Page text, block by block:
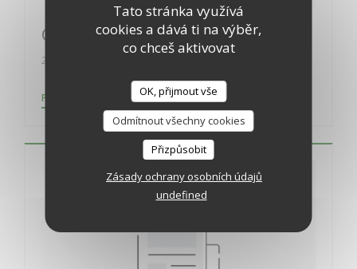
Tato stránka využívá
cookies a dává ti na výběr,
co chceš aktivovat
OK, přijmout vše
Odmítnout všechny cookies
Přizpůsobit
Zásady ochrany osobních údajů
undefined
Guide Lebey
24/01/2020
PŘEČÍST ČLÁNEK ((OTEVŘE SE V NOVÉM OKNĚ))